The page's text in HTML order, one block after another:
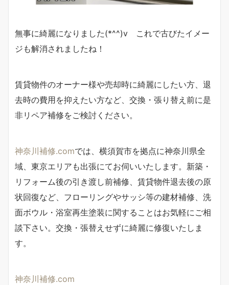
無事に綺麗になりました(*^^)v これで古びたイメー
ジも解消されましたね！
賃貸物件のオーナー様や売却時に綺麗にしたい方、退
去時の費用を抑えたい方など、交換・張り替え前に是
非リペア補修をご検討ください。
神奈川補修.comでは、横須賀市を拠点に神奈川県全
域、東京エリアも出張にてお伺いいたします。新築・
リフォーム後の引き渡し前補修、賃貸物件退去後の原
状回復など、フローリングやサッシ等の建材補修、洗
面ボウル・浴室再生塗装に関することはお気軽にご相
談下さい。交換・張替えせずに綺麗に修復いたしま
す。
神奈川補修.com